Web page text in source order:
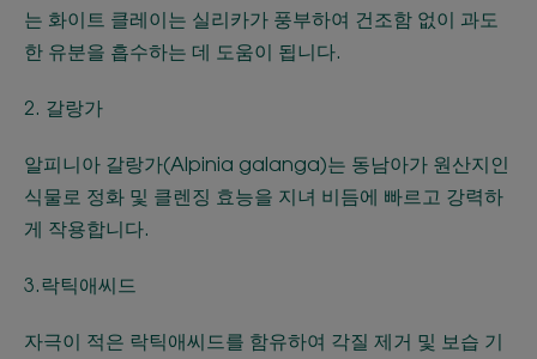
는 화이트 클레이는 실리카가 풍부하여 건조함 없이 과도
한 유분을 흡수하는 데 도움이 됩니다.
2. 갈랑가
알피니아 갈랑가(Alpinia galanga)는 동남아가 원산지인
식물로 정화 및 클렌징 효능을 지녀 비듬에 빠르고 강력하
게 작용합니다.
3.락틱애씨드
자극이 적은 락틱애씨드를 함유하여 각질 제거 및 보습 기